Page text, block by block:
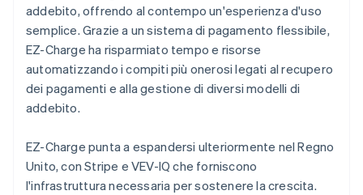
addebito, offrendo al contempo un'esperienza d'uso
semplice. Grazie a un sistema di pagamento flessibile,
EZ-Charge ha risparmiato tempo e risorse
automatizzando i compiti più onerosi legati al recupero
dei pagamenti e alla gestione di diversi modelli di
addebito.
EZ-Charge punta a espandersi ulteriormente nel Regno
Unito, con Stripe e VEV-IQ che forniscono
l'infrastruttura necessaria per sostenere la crescita.